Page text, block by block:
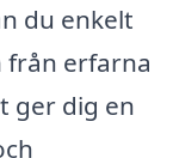
du enkelt
från erfarna
ger dig en